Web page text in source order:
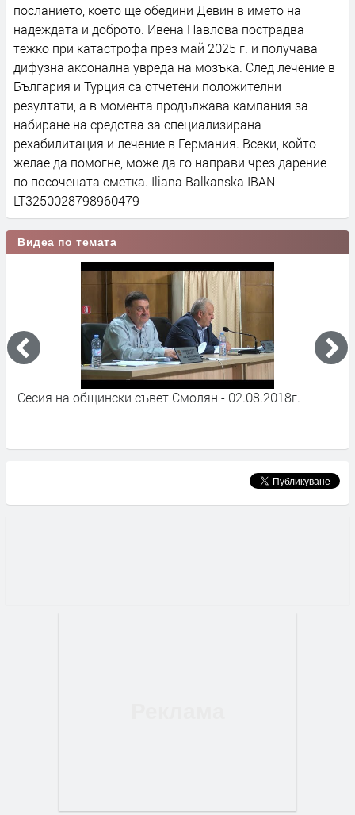
посланието, което ще обедини Девин в името на
надеждата и доброто. Ивена Павлова пострадва
тежко при катастрофа през май 2025 г. и получава
дифузна аксонална увреда на мозъка. След лечение в
България и Турция са отчетени положителни
резултати, а в момента продължава кампания за
набиране на средства за специализирана
рехабилитация и лечение в Германия. Всеки, който
желае да помогне, може да го направи чрез дарение
по посочената сметка. Iliana Balkanska IBAN
LT3250028798960479
Видеа по темата
Сесия на общински съвет Смолян - 02.08.2018г.